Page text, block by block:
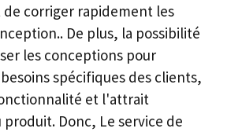
corriger rapidement les
De plus, la possibilité
les conceptions pour
spécifiques des clients,
et l'attrait
Donc, Le service de